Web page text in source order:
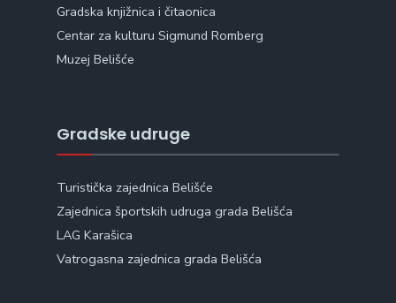
Gradska knjižnica i čitaonica
Centar za kulturu Sigmund Romberg
Muzej Belišće
Gradske udruge
Turistička zajednica Belišće
Zajednica športskih udruga grada Belišća
LAG Karašica
Vatrogasna zajednica grada Belišća